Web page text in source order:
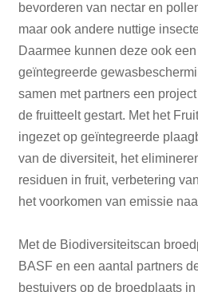
bevorderen van nectar en
maar ook andere nuttige
Daarmee kunnen deze ook
geïntegreerde
samen met partners een
de fruitteelt gestart. Met het
ingezet op geïntegreerde
van de diversiteit, het
residuen in fruit, verbetering
het voorkomen van emissie
Met de Biodiversiteitscan
BASF en een aantal partners
bestuivers op de broedplaats